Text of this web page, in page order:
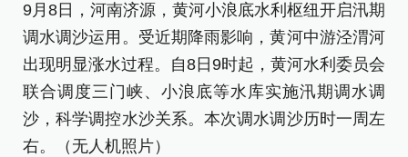
9月8日，河南济源，黄河小浪底水利枢纽开启汛期
调水调沙运用。受近期降雨影响，黄河中游泾渭河
出现明显涨水过程。自8日9时起，黄河水利委员会
联合调度三门峡、小浪底等水库实施汛期调水调
沙，科学调控水沙关系。本次调水调沙历时一周左
右。（无人机照片）